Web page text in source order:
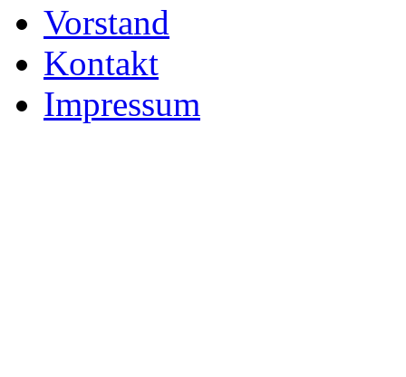
Vorstand
Kontakt
Impressum